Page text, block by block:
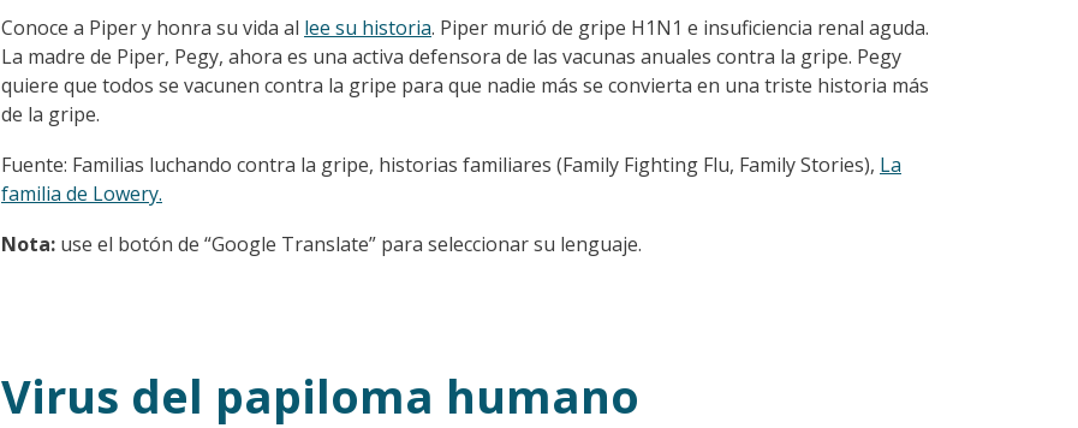
Conoce a Piper y honra su vida al lee su historia. Piper murió de gripe H1N1 e insuficiencia renal aguda.
La madre de Piper, Pegy, ahora es una activa defensora de las vacunas anuales contra la gripe. Pegy
quiere que todos se vacunen contra la gripe para que nadie más se convierta en una triste historia más
de la gripe.
Fuente: Familias luchando contra la gripe, historias familiares (Family Fighting Flu, Family Stories), La
familia de Lowery.
Nota: use el botón de “Google Translate” para seleccionar su lenguaje.
Virus del papiloma humano